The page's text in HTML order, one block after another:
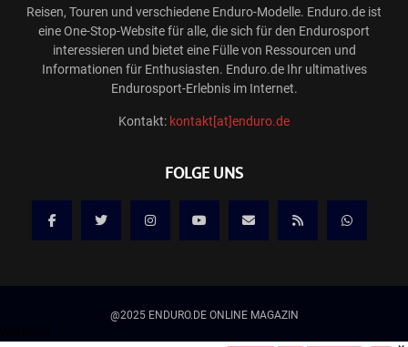
Reisen, Touren und verschiedene Enduro-Modelle. Enduro.de ist
eine One-Stop-Website für alle, die sich für den Endurosport
interessieren und bietet eine Fülle von Ressourcen und
Informationen für Enthusiasten. Enduro.de Ihr ultimatives
Endurosport-Erlebnis im Internet.
Kontakt: kontakt[at]enduro.de
FOLGE UNS
@2025 ENDURO.DE ONLINE MAGAZIN